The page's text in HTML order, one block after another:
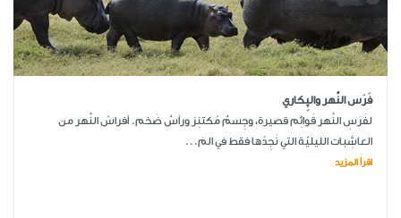
فَرَس النَّهر والپِكاري
لفَرَسِ النَّهر قَوائِم قصيرة، وجِسمٌ مُكتنِز ورأسٌ ضَخم. أفراسُ النَّهر من
العاشِبات الليليّة التي نَجِدُها فقط في المَ...
اقرأ المزيد